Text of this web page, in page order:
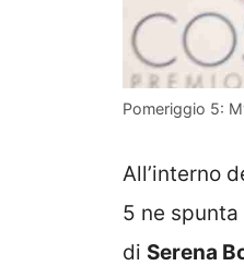
Pomeriggio 5:
All’interno
5 ne
di Serena